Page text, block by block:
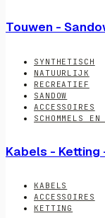
Touwen -
SYNTHETISCH
NATUURLIJK
RECREATIEF
SANDOW
ACCESSOIRES
SCHOMMELS
Kabels - Ketting
KABELS
ACCESSOIRES
KETTING